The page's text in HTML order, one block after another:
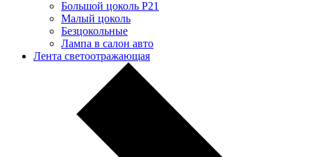
Большой цоколь P21
Малый цоколь
Безцокольные
Лампа в салон авто
Лента светоотражающая